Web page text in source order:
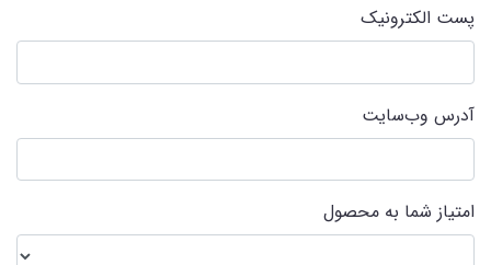
پست الکترونیک
آدرس وب‌سایت
امتیاز شما به محصول